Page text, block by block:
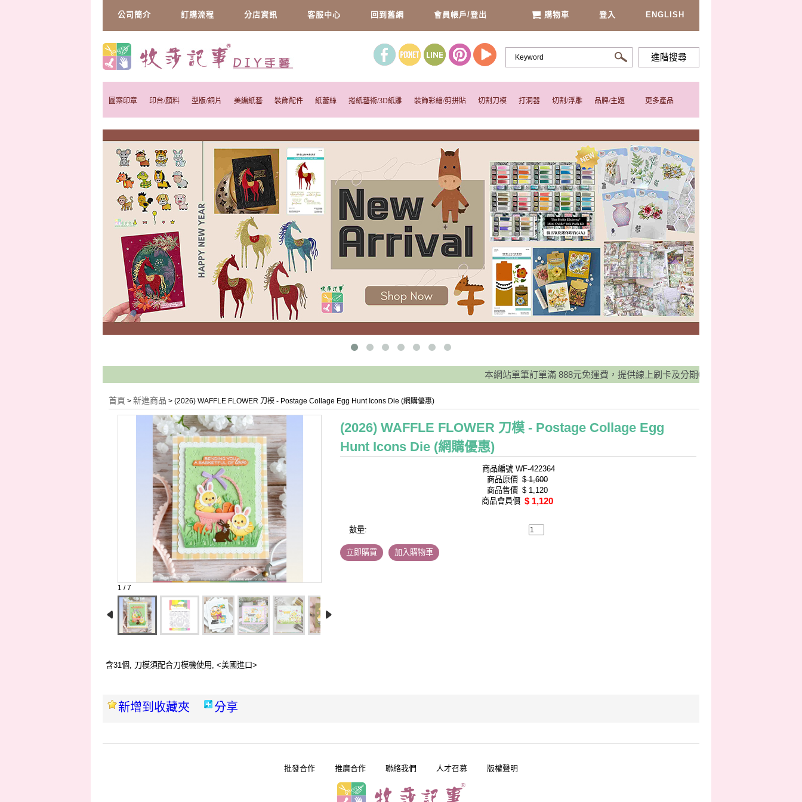
公司簡介 訂購流程 分店資訊 客服中心 回到舊網 會員帳戶/登出 購物車 登入 ENGLISH
進階搜尋
圖案印章 印台/顏料 型版/銅片 美編紙藝 裝飾配件 紙蕾絲 捲紙藝術/3D紙雕 裝飾彩繪/剪拼貼 切割刀模 打洞器 切割/浮雕 品牌/主題 更多產品
本網站單筆訂單滿 888元免運費，提供線上刷卡及分期0利率服務，並有宅配貨到
首頁 > 新進商品 > (2026) WAFFLE FLOWER 刀模 - Postage Collage Egg Hunt Icons Die (網購優惠)
1 / 7
(2026) WAFFLE FLOWER 刀模 - Postage Collage Egg
Hunt Icons Die (網購優惠)
商品編號 WF-422364
商品原價 $ 1,600
商品售價 $ 1,120
商品會員價 $ 1,120
數量:
立即購買 加入購物車
含31個, 刀模須配合刀模機使用, <美國進口>
新增到收藏夾 分享
批發合作 推廣合作 聯絡我們 人才召募 版權聲明